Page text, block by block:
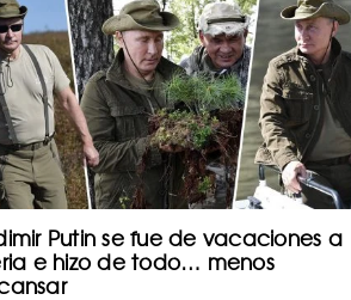
Putin se fue de vacaciones a
e hizo de todo… menos